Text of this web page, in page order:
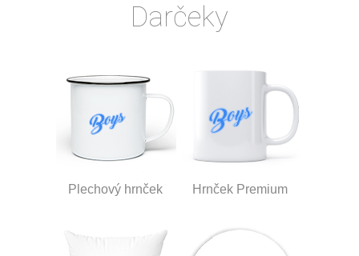
Darčeky
Plechový hrnček Hrnček Premium